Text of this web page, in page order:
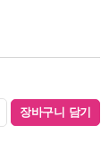
장바구니 담기